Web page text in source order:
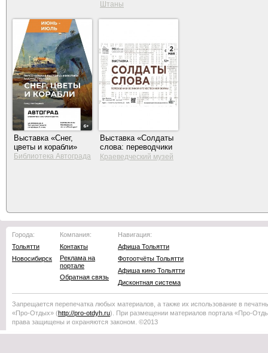
Штаны
Выставка «Снег,
цветы и корабли»
Библиотека Автограда
Выставка «Солдаты
слова: переводчики
Великой
Краеведческий музей
Города:
Тольятти
Новосибирск
Компания:
Контакты
Реклама на
портале
Обратная связь
Навигация:
Афиша Тольятти
Фотоотчёты Тольятти
Афиша кино Тольятти
Дисконтная система
Запрещается перепечатка любых материалов, а также их использование в
«Про-Отдых» (http://pro-otdyh .ru). При размещении материалов портала «Про-
права защищены и охраняются законом. ©2013